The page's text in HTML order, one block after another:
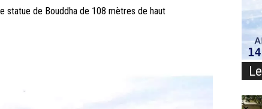
statue de Bouddha de 108 mètres de haut